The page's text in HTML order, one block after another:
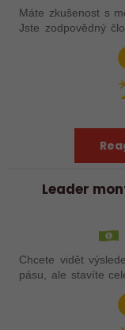
Máte zkušenost s
Jste zodpovědný
Leader
Chcete vidět
pásu, ale stavíte